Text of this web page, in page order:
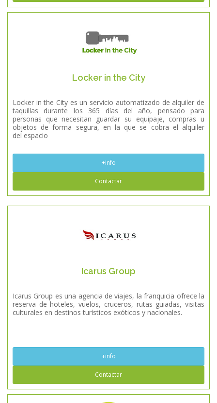
Locker in the City
Locker in the City es un servicio automatizado de alquiler de
taquillas durante los 365 días del año, pensado para
personas que necesitan guardar su equipaje, compras u
objetos de forma segura, en la que se cobra el alquiler
del espacio
+info
Contactar
Icarus Group
Icarus Group es una agencia de viajes, la franquicia ofrece la
reserva de hoteles, vuelos, cruceros, rutas guiadas, visitas
culturales en destinos turísticos exóticos y nacionales.
+info
Contactar